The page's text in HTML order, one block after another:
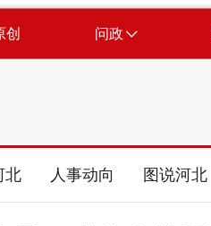
创 问政
北 人事动向 图说河北